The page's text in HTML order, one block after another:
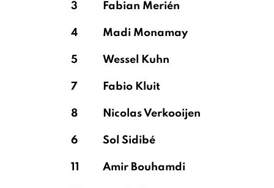
3 Fabian Merién
4 Madi Monamay
5 Wessel Kuhn
7 Fabio Kluit
8 Nicolas Verkooijen
6 Sol Sidibé
11 Amir Bouhamdi